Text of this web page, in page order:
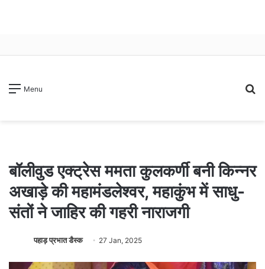
Menu
बॉलीवुड एक्ट्रेस ममता कुलकर्णी बनी किन्नर
अखाड़े की महामंडलेश्वर, महाकुंभ में साधु-
संतों ने जाहिर की गहरी नाराजगी
पहाड़ प्रभात डैस्क 27 Jan, 2025